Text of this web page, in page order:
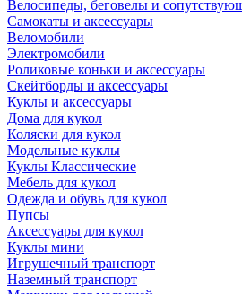
Велосипеды, беговелы и
Самокаты и аксессуары
Веломобили
Электромобили
Роликовые коньки и аксессуары
Скейтборды и аксессуары
Куклы и аксессуары
Дома для кукол
Коляски для кукол
Модельные куклы
Куклы Классические
Мебель для кукол
Одежда и обувь для кукол
Пупсы
Аксессуары для кукол
Куклы мини
Игрушечный транспорт
Наземный транспорт